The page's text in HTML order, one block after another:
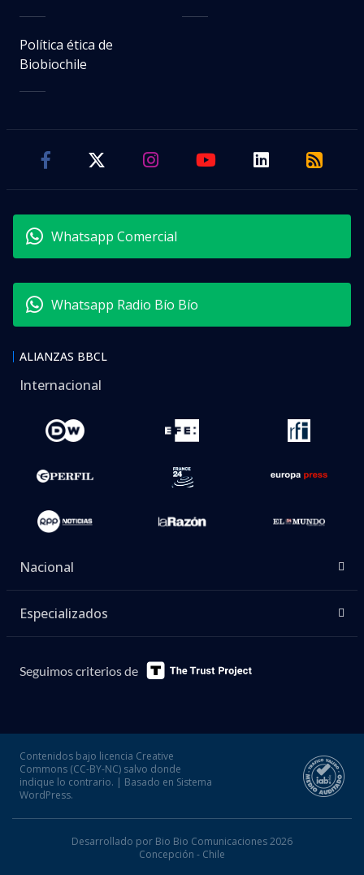
Política ética de
Biobiochile
Whatsapp Comercial
Whatsapp Radio Bío Bío
ALIANZAS BBCL
Internacional
Nacional
Especializados
Seguimos criterios de
Contenidos bajo licencia Creative
Commons (CC-BY-NC) salvo donde
indique lo contrario. | Basado en Sistema
WordPress.
Desarrollado por Bio Bio Comunicaciones 2026
Concepción - Chile